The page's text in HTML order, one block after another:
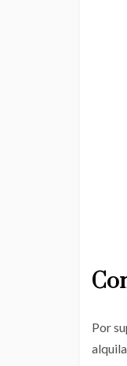
Por